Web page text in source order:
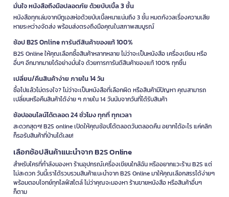
มั่นใจ หนังสือถึงมือปลอดภัย ด้วยบับเบิ้ล 3 ชั้น
หนังสือทุกเล่มจากบีทูเอสห่อด้วยบับเบิ้ลหนาแน่นถึง 3 ชั้น หมดกังวลเรื่องความเสีย
หายระหว่างจัดส่ง พร้อมส่งตรงถึงมือคุณในสภาพสมบูรณ์
ช้อป B2S Online การันตีสินค้าของแท้ 100%
B2S Online ให้คุณเลือกซื้อสินค้าหลากหลาย ไม่ว่าจะเป็นหนังสือ เครื่องเขียน หรือ
อื่นๆ อีกมากมายได้อย่างมั่นใจ ด้วยการการันตีสินค้าของแท้ 100% ทุกชิ้น
เปลี่ยน/คืนสินค้าง่าย ภายใน 14 วัน
ซื้อไปแล้วไม่ตรงใจ? ไม่ว่าจะเป็นหนังสือที่เลือกผิด หรือสินค้ามีปัญหา คุณสามารถ
เปลี่ยนหรือคืนสินค้าได้ง่าย ๆ ภายใน 14 วันนับจากวันที่ได้รับสินค้า
ช้อปออนไลน์ได้ตลอด 24 ชั่วโมง ทุกที่ ทุกเวลา
สะดวกสุดๆ! B2S online เปิดให้คุณช้อปได้ตลอดวันตลอดคืน อยากได้อะไร แค่คลิก
ก็รอรับสินค้าที่บ้านได้เลย!
เลือกช้อปสินค้าแนะนำจาก B2S Online
สำหรับใครที่กำลังมองหา ร้านอุปกรณ์เครื่องเขียนใกล้ฉัน หรืออยากแวะร้าน B2S แต่
ไม่สะดวก วันนี้เราได้รวบรวมสินค้าแนะนำจาก B2S Online มาให้คุณเลือกสรรได้ง่ายๆ
พร้อมตอบโจทย์ทุกไลฟ์สไตล์ ไม่ว่าคุณจะมองหา ร้านขายหนังสือ หรือสินค้าอื่นๆ
ก็ตาม